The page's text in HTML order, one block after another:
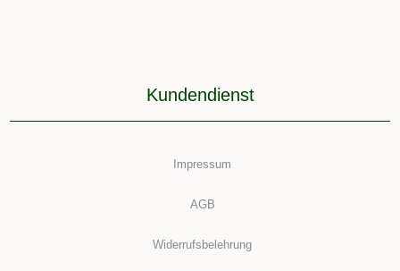
Kundendienst
Impressum
AGB
Widerrufsbelehrung